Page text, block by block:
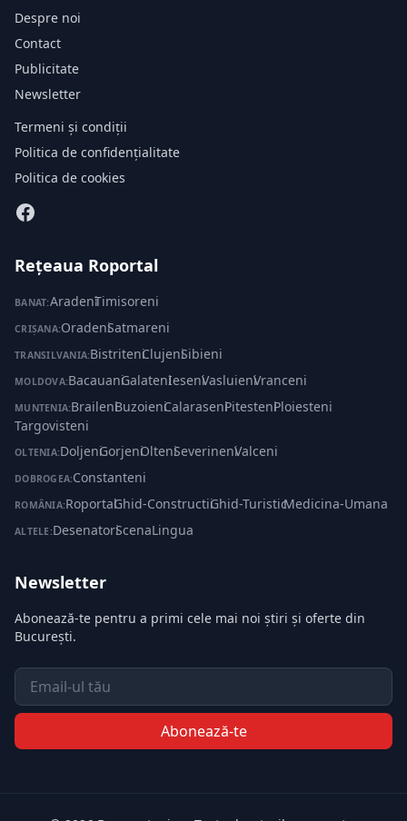
Despre noi
Contact
Publicitate
Newsletter
Termeni și condiții
Politica de confidențialitate
Politica de cookies
Rețeaua Roportal
BANAT:Aradeni·Timisoreni
CRIȘANA:Oradeni·Satmareni
TRANSILVANIA:Bistriteni·Clujeni·Sibieni
MOLDOVA:Bacauani·Galateni·Ieseni·Vasluieni·Vranceni
MUNTENIA:Braileni·Buzoieni·Calaraseni·Pitesteni·Ploiesteni·
Targovisteni
OLTENIA:Doljeni·Gorjeni·Olteni·Severineni·Valceni
DOBROGEA:Constanteni
ROMÂNIA:Roportal·Ghid-Constructii·Ghid-Turistic·Medicina-Umana
ALTELE:Desenatori·ScenaLingua
Newsletter
Abonează-te pentru a primi cele mai noi știri și oferte din
București.
Email
Abonează-te